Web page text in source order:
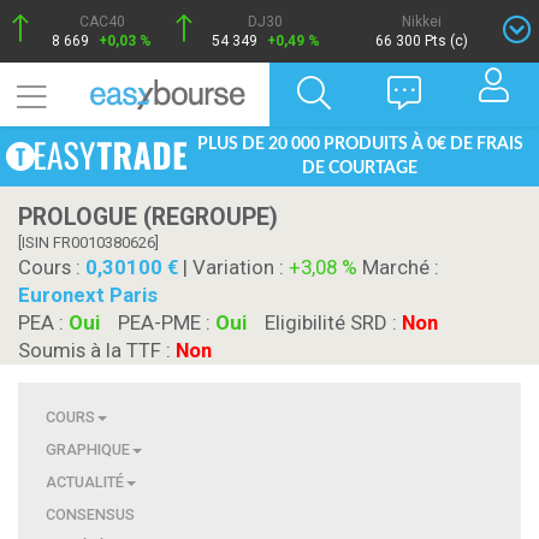
CAC40
8 669
+0,03 %
DJ30
54 349
+0,49 %
Nikkei
66 300 Pts (c)
PLUS DE 20 000 PRODUITS À 0€ DE FRAIS
DE COURTAGE
PROLOGUE (REGROUPE)
[ISIN FR0010380626]
Cours : 0,30100 | Variation : +3,08 % Marché :
Euronext Paris
PEA : Oui PEA-PME : Oui Eligibilité SRD : Non
Soumis à la TTF : Non
COURS
GRAPHIQUE
ACTUALITÉ
CONSENSUS